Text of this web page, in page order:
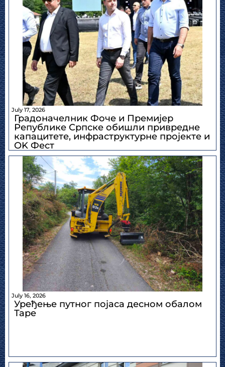
July 17, 2026
Градоначелник Фоче и Премијер
Републике Српске обишли привредне
капацитете, инфраструктурне пројекте и
OK Фест
July 16, 2026
Уређење путног појаса десном обалом
Таре